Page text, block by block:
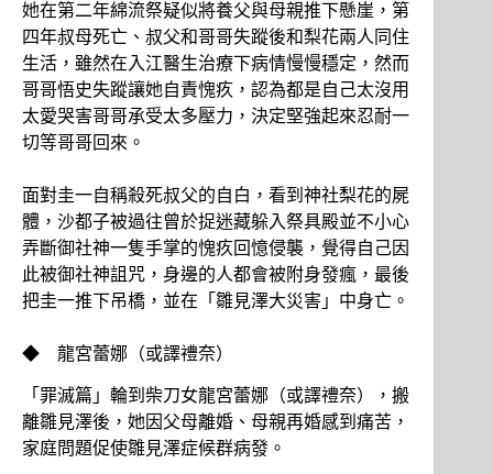
她在第二年綿流祭疑似將養父與母親推下懸崖，第
四年叔母死亡、叔父和哥哥失蹤後和梨花兩人同住
生活，雖然在入江醫生治療下病情慢慢穩定，然而
哥哥悟史失蹤讓她自責愧疚，認為都是自己太沒用
太愛哭害哥哥承受太多壓力，決定堅強起來忍耐一
切等哥哥回來。
面對圭一自稱殺死叔父的自白，看到神社梨花的屍
體，沙都子被過往曾於捉迷藏躲入祭具殿並不小心
弄斷御社神一隻手掌的愧疚回憶侵襲，覺得自己因
此被御社神詛咒，身邊的人都會被附身發瘋，最後
把圭一推下吊橋，並在「雛見澤大災害」中身亡。
◆ 龍宮蕾娜（或譯禮奈）
「罪滅篇」輪到柴刀女龍宮蕾娜（或譯禮奈），搬
離雛見澤後，她因父母離婚、母親再婚感到痛苦，
家庭問題促使雛見澤症候群病發。